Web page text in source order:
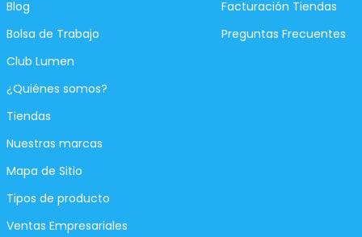
Blog
Bolsa de Trabajo
Club Lumen
¿Quiénes somos?
Tiendas
Nuestras marcas
Mapa de Sitio
Tipos de producto
Ventas Empresariales
Facturación Tiendas
Preguntas Frecuentes